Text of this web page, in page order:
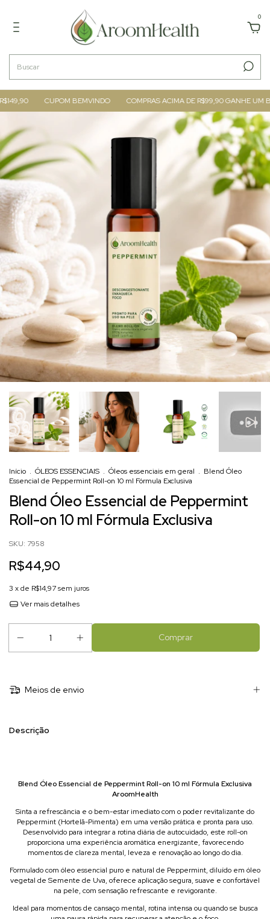
0
CUPOM BEMVINDO COMPRAS ACIMA DE R$99,90 GANHE UM
Início . ÓLEOS ESSENCIAIS . Óleos essenciais em geral . Blend Óleo
Essencial de Peppermint Roll-on 10 ml Fórmula Exclusiva
Blend Óleo Essencial de Peppermint
Roll-on 10 ml Fórmula Exclusiva
SKU: 7958
R$44,90
3 x de R$14,97sem juros
Ver mais detalhes
Meios de envio
Descrição
Blend Óleo Essencial de Peppermint Roll-on 10 ml Fórmula Exclusiva
AroomHealth
Sinta a refrescância e o bem-estar imediato com o poder revitalizante do
Peppermint (Hortelã-Pimenta) em uma versão prática e pronta para uso.
Desenvolvido para integrar a rotina diária de autocuidado, este roll-on
proporciona uma experiência aromática energizante, favorecendo
momentos de clareza mental, leveza e renovação ao longo do dia.
Formulado com óleo essencial puro e natural de Peppermint, diluído em óleo
vegetal de Semente de Uva, oferece aplicação segura, suave e confortável
na pele, com sensação refrescante e revigorante.
Ideal para momentos de cansaço mental, rotina intensa ou quando se busca